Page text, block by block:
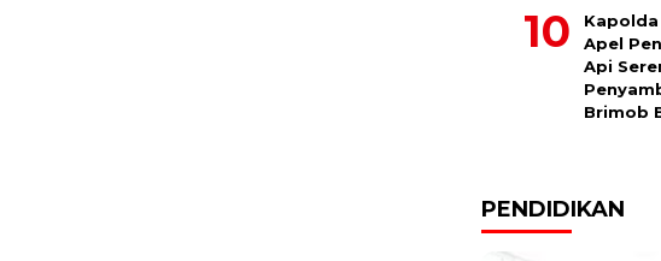
Apel
Api
Brimob
PENDIDIKAN